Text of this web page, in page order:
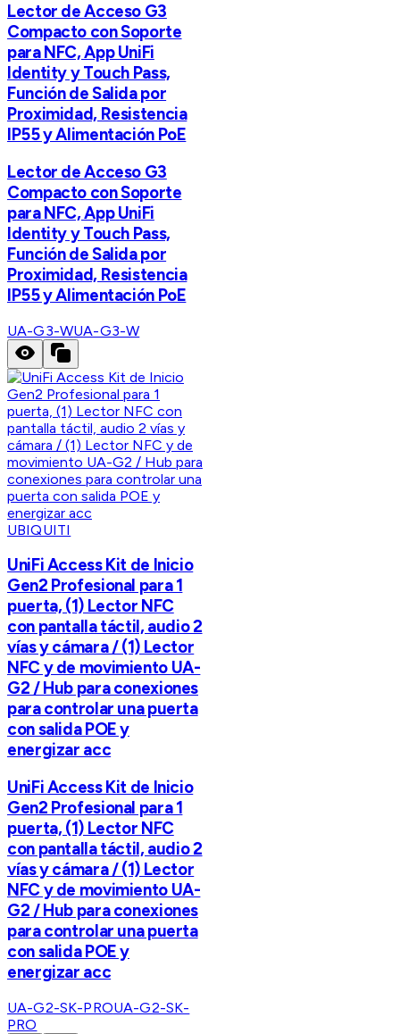
Lector de Acceso G3
Compacto con Soporte
para NFC, App UniFi
Identity y Touch Pass,
Función de Salida por
Proximidad, Resistencia
IP55 y Alimentación PoE
Lector de Acceso G3
Compacto con Soporte
para NFC, App UniFi
Identity y Touch Pass,
Función de Salida por
Proximidad, Resistencia
IP55 y Alimentación PoE
UA-G3-WUA-G3-W
UBIQUITI
UniFi Access Kit de Inicio
Gen2 Profesional para 1
puerta, (1) Lector NFC
con pantalla táctil, audio 2
vías y cámara / (1) Lector
NFC y de movimiento UA-
G2 / Hub para conexiones
para controlar una puerta
con salida POE y
energizar acc
UniFi Access Kit de Inicio
Gen2 Profesional para 1
puerta, (1) Lector NFC
con pantalla táctil, audio 2
vías y cámara / (1) Lector
NFC y de movimiento UA-
G2 / Hub para conexiones
para controlar una puerta
con salida POE y
energizar acc
UA-G2-SK-PROUA-G2-SK-
PRO